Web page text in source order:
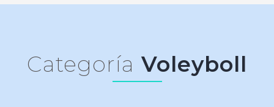
Categoría Voleyboll